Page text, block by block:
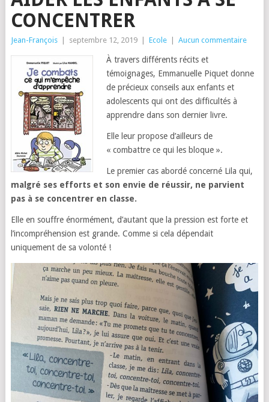
CONCENTRER
Jean-François septembre 12, 2019 Ecole Aucun commentaire
À travers différents récits et
témoignages, Emmanuelle Piquet donne
de précieux conseils aux enfants et
adolescents qui ont des difficultés à
apprendre dans son dernier livre.
Elle leur propose d’ailleurs de
« combattre ce qui les bloque ».
Le premier cas abordé concerné Lila qui,
malgré ses efforts et son envie de réussir, ne parvient
pas à se concentrer en classe.
Elle en souffre énormément, d’autant que la pression est forte et
l’incompréhension est grande. Comme si cela dépendait
uniquement de sa volonté !